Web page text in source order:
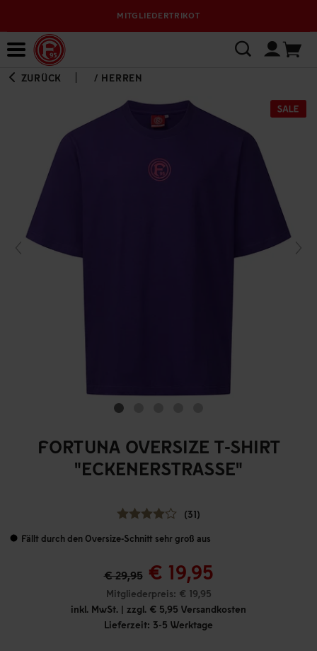
MITGLIEDERTRIKOT
ZURÜCK / HERREN
FORTUNA OVERSIZE T-SHIRT
"ECKENERSTRASSE"
(31)
Fällt durch den Oversize-Schnitt sehr groß aus
€ 29,95 € 19,95
Mitgliederpreis: € 19,95
inkl. MwSt. | zzgl. € 5,95 Versandkosten
Lieferzeit: 3-5 Werktage